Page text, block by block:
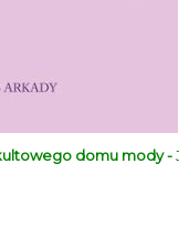
domu mody -